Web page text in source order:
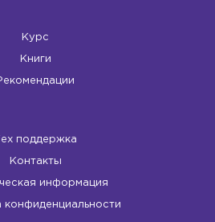
Курс
Книги
поддержка
Контакты
информация
конфиденциальности